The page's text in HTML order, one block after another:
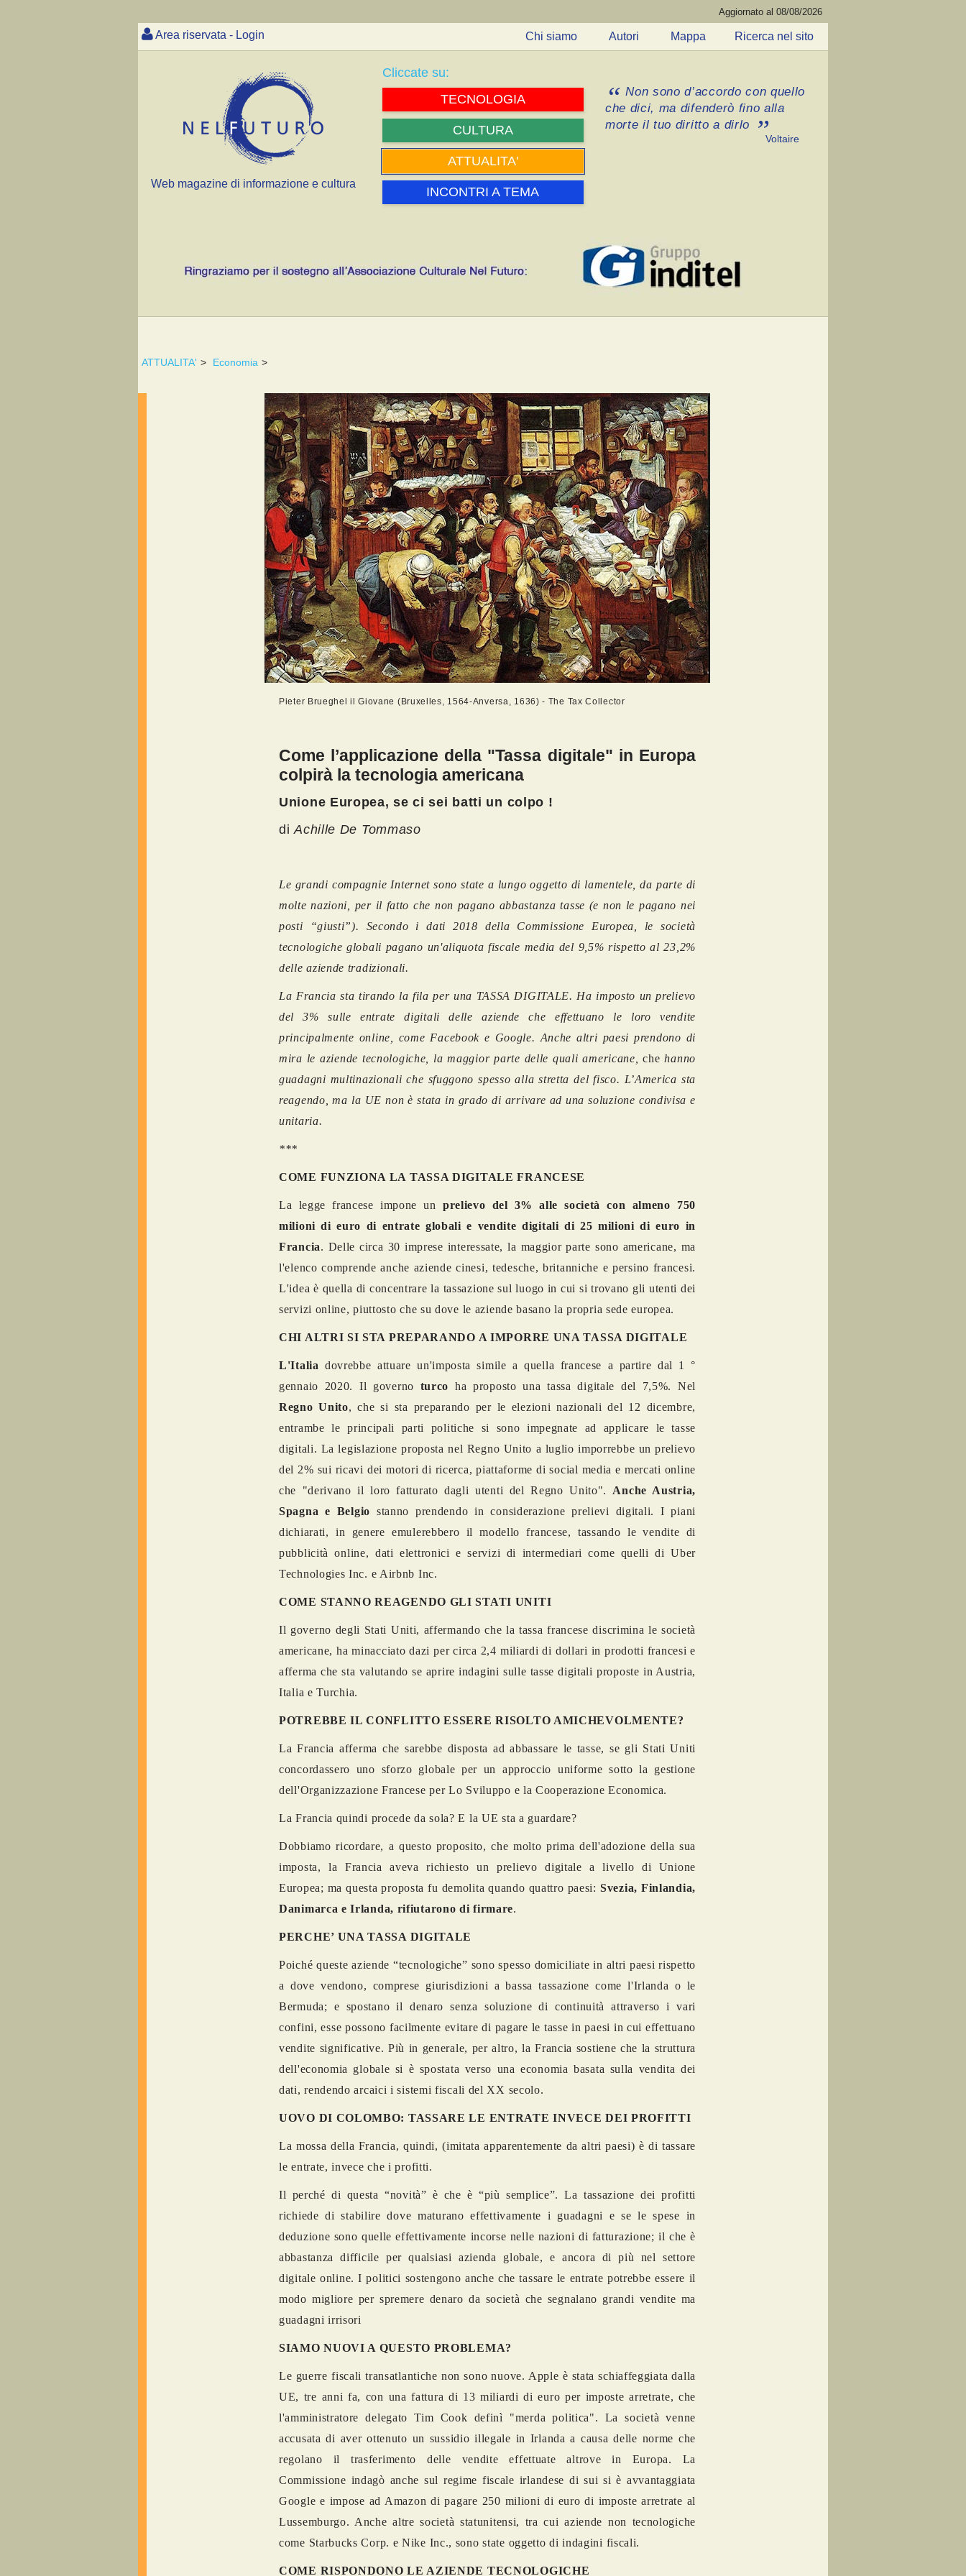
Aggiornato al 08/08/2026
Area riservata - Login Chi siamo Autori Mappa Ricerca nel sito
Web magazine di informazione e cultura
Cliccate su:
TECNOLOGIA
CULTURA
ATTUALITA'
INCONTRI A TEMA
Non sono d’accordo con quello
che dici, ma difenderò fino alla
morte il tuo diritto a dirlo
Voltaire
ATTUALITA' > Economia >
Pieter Brueghel il Giovane (Bruxelles, 1564-Anversa, 1636) - The Tax Collector
Come l’applicazione della "Tassa digitale" in Europa
colpirà la tecnologia americana
Unione Europea, se ci sei batti un colpo !
diAchille De Tommaso
Le grandi compagnie Internet sono state a lungo oggetto di lamentele, da parte di
molte nazioni, per il fatto che non pagano abbastanza tasse (e non le pagano nei
posti “giusti”). Secondo i dati 2018 della Commissione Europea, le società
tecnologiche globali pagano un'aliquota fiscale media del 9,5% rispetto al 23,2%
delle aziende tradizionali.
La Francia sta tirando la fila per una TASSA DIGITALE. Ha imposto un prelievo
del 3% sulle entrate digitali delle aziende che effettuano le loro vendite
principalmente online, come Facebook e Google. Anche altri paesi prendono di
mira le aziende tecnologiche, la maggior parte delle quali americane,chehanno
guadagni multinazionali che sfuggono spesso alla stretta del fisco. L’America sta
reagendo, ma la UE non è stata in grado di arrivare ad una soluzione condivisa e
unitaria.
***
COME FUNZIONA LA TASSA DIGITALE FRANCESE
La legge francese impone un prelievo del 3% alle società con almeno 750
milioni di euro di entrate globali e vendite digitali di 25 milioni di euro in
Francia. Delle circa 30 imprese interessate, la maggior parte sono americane, ma
l'elenco comprende anche aziende cinesi, tedesche, britanniche e persino francesi.
L'idea è quella di concentrare la tassazione sul luogo in cui si trovano gli utenti dei
servizi online, piuttosto che su dove le aziende basano la propria sede europea.
CHI ALTRI SI STA PREPARANDO A IMPORRE UNA TASSA DIGITALE
L'Italia dovrebbe attuare un'imposta simile a quella francese a partire dal 1 °
gennaio 2020. Il governo turco ha proposto una tassa digitale del 7,5%. Nel
Regno Unito, che si sta preparando per le elezioni nazionali del 12 dicembre,
entrambe le principali parti politiche si sono impegnate ad applicare le tasse
digitali. La legislazione proposta nel Regno Unito a luglio imporrebbe un prelievo
del 2% sui ricavi dei motori di ricerca, piattaforme di social media e mercati online
che "derivano il loro fatturato dagli utenti del Regno Unito". Anche Austria,
Spagna e Belgio stanno prendendo in considerazione prelievi digitali. I piani
dichiarati, in genere emulerebbero il modello francese, tassando le vendite di
pubblicità online, dati elettronici e servizi di intermediari come quelli di Uber
Technologies Inc. e Airbnb Inc.
COME STANNO REAGENDO GLI STATI UNITI
Il governo degli Stati Uniti, affermando che la tassa francese discrimina le società
americane, ha minacciato dazi per circa 2,4 miliardi di dollari in prodotti francesi e
afferma che sta valutando se aprire indagini sulle tasse digitali proposte in Austria,
Italia e Turchia.
POTREBBE IL CONFLITTO ESSERE RISOLTO AMICHEVOLMENTE?
La Francia afferma che sarebbe disposta ad abbassare le tasse, se gli Stati Uniti
concordassero uno sforzo globale per un approccio uniforme sotto la gestione
dell'Organizzazione Francese per Lo Sviluppo e la Cooperazione Economica.
La Francia quindi procede da sola? E la UE sta a guardare?
Dobbiamo ricordare, a questo proposito, che molto prima dell'adozione della sua
imposta, la Francia aveva richiesto un prelievo digitale a livello di Unione
Europea; ma questa proposta fu demolita quando quattro paesi: Svezia, Finlandia,
Danimarca e Irlanda, rifiutarono di firmare.
PERCHE’ UNA TASSA DIGITALE
Poiché queste aziende “tecnologiche” sono spesso domiciliate in altri paesi rispetto
a dove vendono, comprese giurisdizioni a bassa tassazione come l'Irlanda o le
Bermuda; e spostano il denaro senza soluzione di continuità attraverso i vari
confini, esse possono facilmente evitare di pagare le tasse in paesi in cui effettuano
vendite significative. Più in generale, per altro, la Francia sostiene che la struttura
dell'economia globale si è spostata verso una economia basata sulla vendita dei
dati, rendendo arcaici i sistemi fiscali del XX secolo.
UOVO DI COLOMBO: TASSARE LE ENTRATE INVECE DEI PROFITTI
La mossa della Francia, quindi, (imitata apparentemente da altri paesi) è di tassare
le entrate, invece che i profitti.
Il perché di questa “novità” è che è “più semplice”. La tassazione dei profitti
richiede di stabilire dove maturano effettivamente i guadagni e se le spese in
deduzione sono quelle effettivamente incorse nelle nazioni di fatturazione; il che è
abbastanza difficile per qualsiasi azienda globale, e ancora di più nel settore
digitale online. I politici sostengono anche che tassare le entrate potrebbe essere il
modo migliore per spremere denaro da società che segnalano grandi vendite ma
guadagni irrisori
SIAMO NUOVI A QUESTO PROBLEMA?
Le guerre fiscali transatlantiche non sono nuove. Apple è stata schiaffeggiata dalla
UE, tre anni fa, con una fattura di 13 miliardi di euro per imposte arretrate, che
l'amministratore delegato Tim Cook definì "merda politica". La società venne
accusata di aver ottenuto un sussidio illegale in Irlanda a causa delle norme che
regolano il trasferimento delle vendite effettuate altrove in Europa. La
Commissione indagò anche sul regime fiscale irlandese di sui si è avvantaggiata
Google e impose ad Amazon di pagare 250 milioni di euro di imposte arretrate al
Lussemburgo. Anche altre società statunitensi, tra cui aziende non tecnologiche
come Starbucks Corp. e Nike Inc., sono state oggetto di indagini fiscali.
COME RISPONDONO LE AZIENDE TECNOLOGICHE